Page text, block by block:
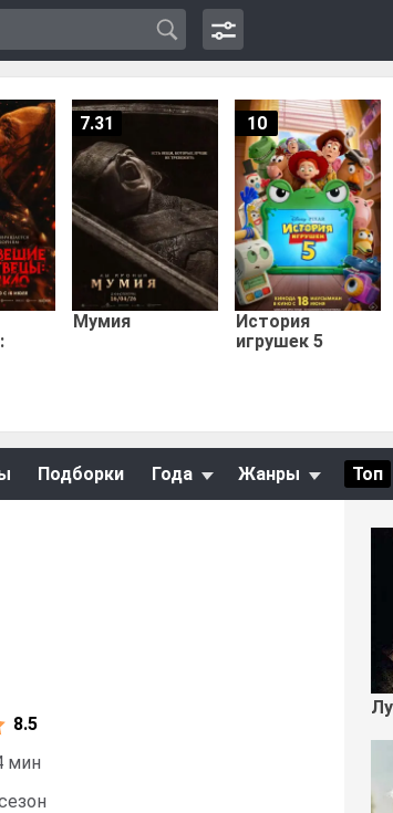
Мумия
7.31
История
игрушек 5
10
Подборки Года Жанры Топ
8.5
мин